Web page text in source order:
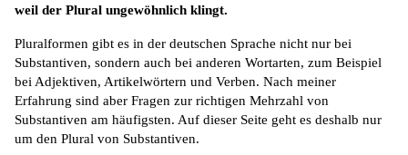
weil der Plural ungewöhnlich klingt.
Pluralformen gibt es in der deutschen Sprache nicht nur bei
Substantiven, sondern auch bei anderen Wortarten, zum Beispiel
bei Adjektiven, Artikelwörtern und Verben. Nach meiner
Erfahrung sind aber Fragen zur richtigen Mehrzahl von
Substantiven am häufigsten. Auf dieser Seite geht es deshalb nur
um den Plural von Substantiven.